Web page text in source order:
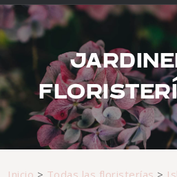
Inicio > Todas las floristerías >